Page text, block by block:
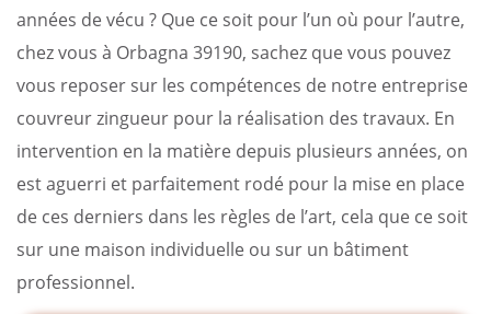
années de vécu ? Que ce soit pour l’un où pour l’autre,
chez vous à Orbagna 39190, sachez que vous pouvez
vous reposer sur les compétences de notre entreprise
couvreur zingueur pour la réalisation des travaux. En
intervention en la matière depuis plusieurs années, on
est aguerri et parfaitement rodé pour la mise en place
de ces derniers dans les règles de l’art, cela que ce soit
sur une maison individuelle ou sur un bâtiment
professionnel.